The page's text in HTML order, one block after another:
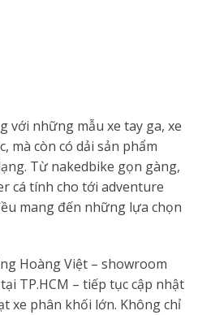
với những mẫu xe tay ga, xe
mà còn có dải sản phẩm
Từ nakedbike gọn gàng,
cá tính cho tới adventure
mang đến những lựa chọn
Hoàng Việt – showroom
TP.HCM – tiếp tục cập nhật
xe phân khối lớn. Không chỉ